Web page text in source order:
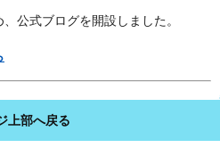
公式ブログを開設しました。
上部へ戻る